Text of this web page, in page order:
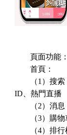
頁面功能：
首頁：
（1）搜
ID、熱門直播
（2）消
（3）購
（4）排